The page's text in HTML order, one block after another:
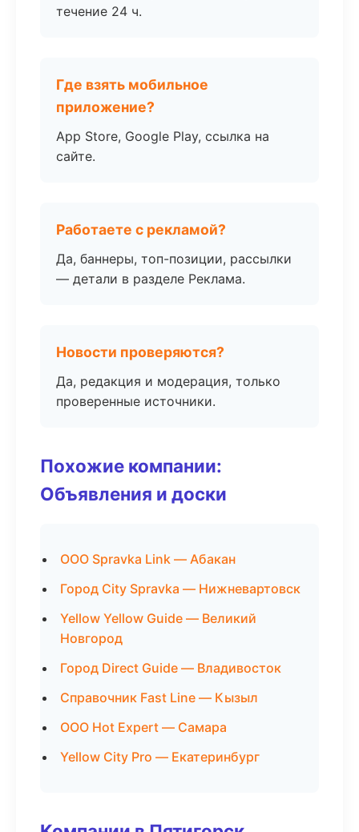
течение 24 ч.
Где взять мобильное
приложение?
App Store, Google Play, ссылка на
сайте.
Работаете с рекламой?
Да, баннеры, топ-позиции, рассылки
— детали в разделе Реклама.
Новости проверяются?
Да, редакция и модерация, только
проверенные источники.
Похожие компании:
Объявления и доски
ООО Spravka Link — Абакан
Город City Spravka — Нижневартовск
Yellow Yellow Guide — Великий
Новгород
Город Direct Guide — Владивосток
Справочник Fast Line — Кызыл
ООО Hot Expert — Самара
Yellow City Pro — Екатеринбург